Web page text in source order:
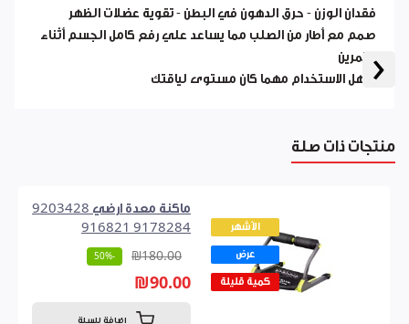
‹
فقدان الوزن - حرق الدهون في البطن - تقوية عضلات الظهر
صمم مع أطار من الصلب مما يساعد علي رفع كامل الجسم أثناء
التمرين
سهل الاستخدام مهما كان مستوى لياقتك
منتجات ذات صلة
الأشهر
عرض
كمية قليلة
ماكنة معدة ارضي 9203428
9178284 916821
₪180.00
-50%
₪90.00
اضافة للسلة